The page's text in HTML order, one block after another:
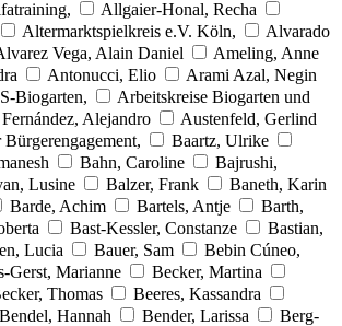
Allgaier-Honal, Recha
Altermarktspielkreis e.V. Köln,
Alvarado
Vega, Alain Daniel
Ameling, Anne
Antonucci, Elio
Arami Azal, Negin
Biogarten,
Arbeitskreise Biogarten und
Alejandro
Austenfeld, Gerlind
Baartz, Ulrike
Bahn, Caroline
Bajrushi,
Lusine Balzer, Frank
Baneth, Karin
Barde, Achim Bartels, Antje
Barth,
Bast-Kessler, Constanze
Bastian,
Lucia Bauer, Sam
Bebin Cúneo,
Gerst, Marianne
Becker, Martina
Thomas
Beeres, Kassandra
Bendel, Hannah Bender, Larissa
Berg-